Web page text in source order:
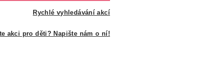
Rychlé vyhledávání akcí
akci pro děti? Napište nám o ní!